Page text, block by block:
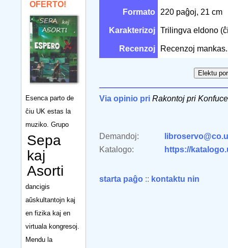
OFERTO!
Esenca parto de
ĉiu UK estas la
muziko. Grupo
Sepa
kaj
Asorti
dancigis
aŭskultantojn kaj
en fizika kaj en
virtuala kongresoj.
Mendu la
Formato 220 paĝoj, 21 cm
Karakterizoj Trilingva eldono
Recenzoj Recenzoj mankas.
Via opinio pri Rakontoj pri
Demandoj:
Katalogo:
https://
starta paĝo :: kontaktu nin